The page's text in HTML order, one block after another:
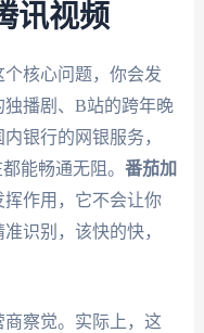
讯视频
核心问题，你会发
播剧、B站的跨年晚
银行的网银服务，
能畅通无阻。 番茄加
作用，它不会让你
识别，该快的快，
察觉。实际上，这